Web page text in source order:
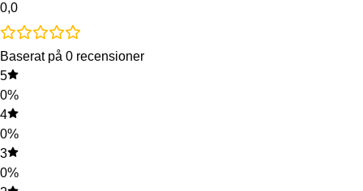
0,0
Baserat på 0 recensioner
5
0%
4
0%
3
0%